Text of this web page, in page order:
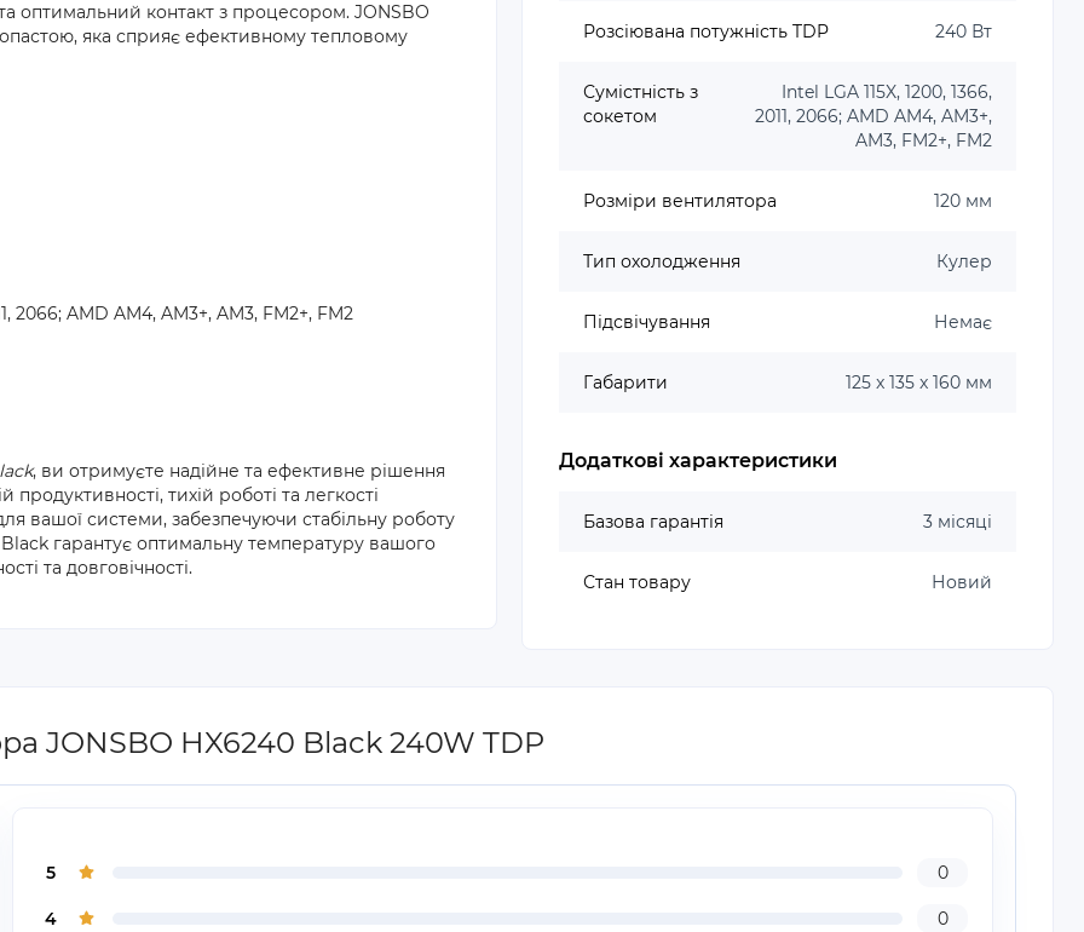
оптимальний контакт з процесором. JONSBO
яка сприяє ефективному тепловому
2066; AMD AM4, AM3+, AM3, FM2+, FM2
, ви отримуєте надійне та ефективне рішення
тихій роботі та легкості
вашої системи, забезпечуючи стабільну роботу
гарантує оптимальну температуру вашого
та довговічності.
Розсіювана потужність TDP 240 Вт
Сумістність з
сокетом
Intel LGA 115X, 1200, 1366,
2011, 2066; AMD AM4, AM3+,
AM3, FM2+, FM2
Розміри вентилятора 120 мм
Тип охолодження Кулер
Підсвічування Немає
Габарити 125 x 135 x 160 мм
Додаткові характеристики
Базова гарантія 3 місяці
Стан товару Новий
JONSBO HX6240 Black 240W TDP
5 0
4 0